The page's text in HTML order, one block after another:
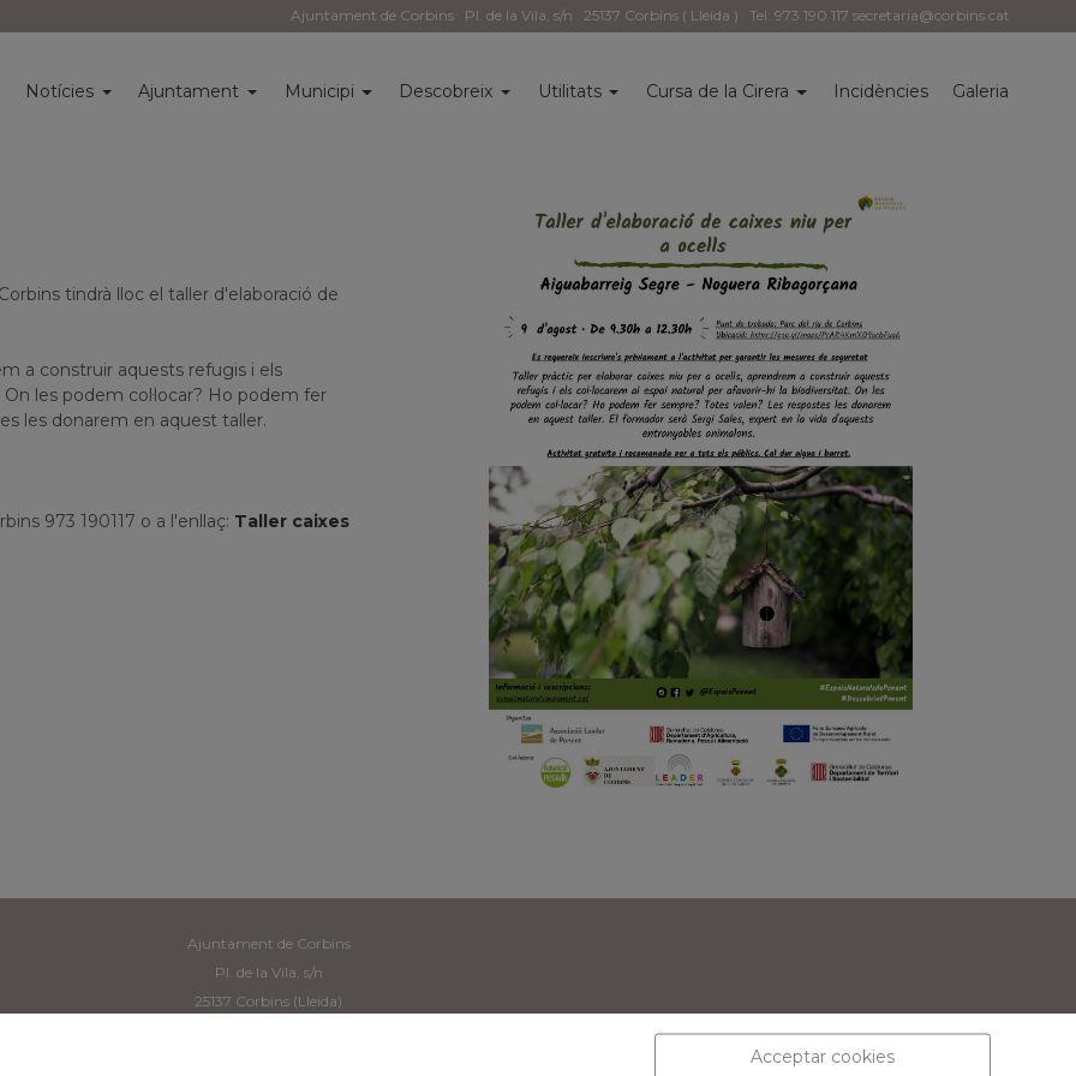
Ajuntament de Corbins Pl. de la Vila, s/n 25137 Corbins ( Lleida ) Tel: 973 190 117 secretaria@corbins.cat
Notícies Ajuntament Municipi Descobreix Utilitats Cursa de la Cirera Incidències Galeria
tindrà lloc el taller d'elaboració de
a construir aquests refugis i els
les podem col·locar? Ho podem fer
les donarem en aquest taller.
973 190117 o a l'enllaç: Taller caixes
Ajuntament de Corbins
Pl. de la Vila, s/n
25137 Corbins (Lleida)
Acceptar cookies